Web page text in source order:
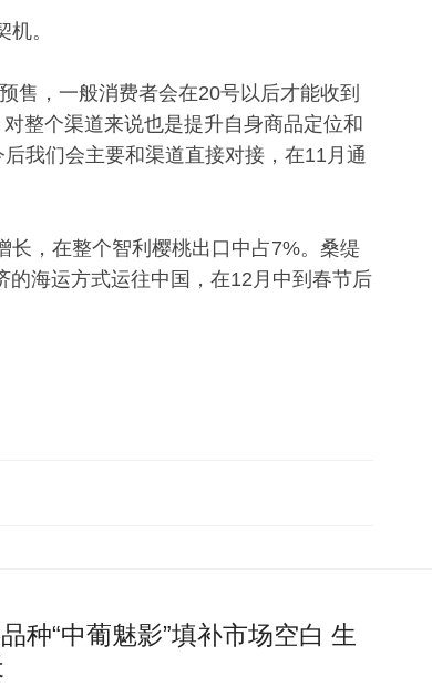
。
售，一般消费者会在20号以后才能收到
整个渠道来说也是提升自身商品定位和
我们会主要和渠道直接对接，在11月通
长，在整个智利樱桃出口中占7%。桑缇
海运方式运往中国，在12月中到春节后
种“中葡魅影”填补市场空白 生